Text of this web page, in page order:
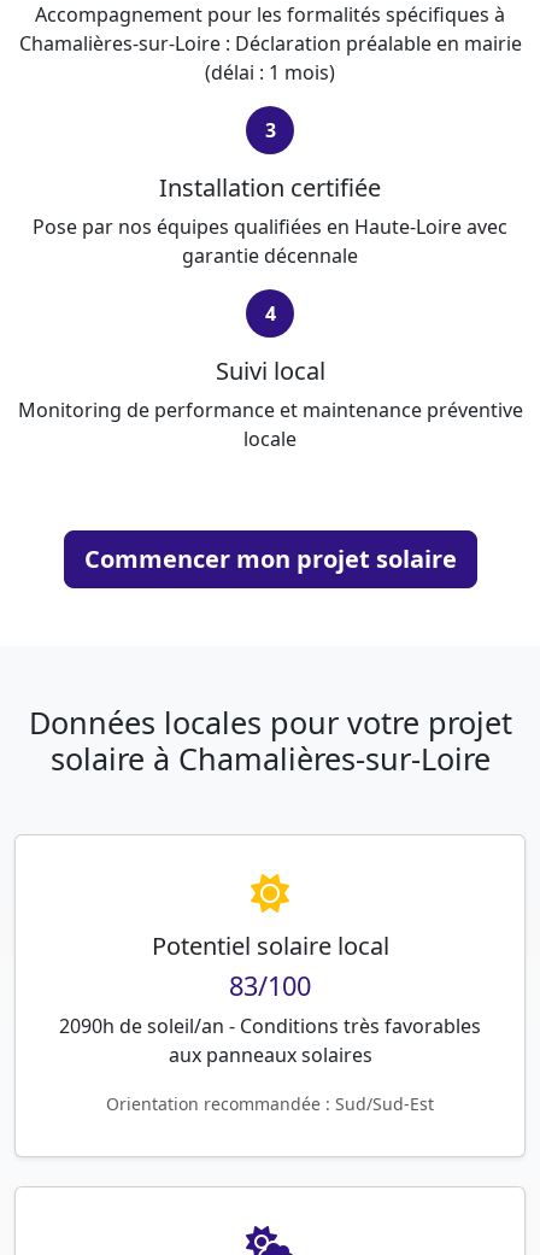
Accompagnement pour les formalités spécifiques à
Chamalières-sur-Loire : Déclaration préalable en mairie
(délai : 1 mois)
3
Installation certifiée
Pose par nos équipes qualifiées en Haute-Loire avec
garantie décennale
4
Suivi local
Monitoring de performance et maintenance préventive
locale
Commencer mon projet solaire
Données locales pour votre projet
solaire à Chamalières-sur-Loire
Potentiel solaire local
83/100
2090h de soleil/an - Conditions très favorables
aux panneaux solaires
Orientation recommandée : Sud/Sud-Est